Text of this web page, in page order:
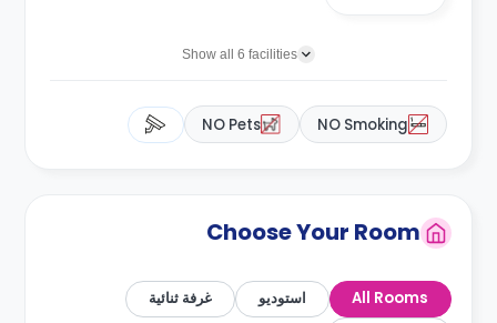
Show all 6 facilities
NO Smoking
NO Pets
Choose Your Room
All Rooms استوديو
غرفة ثنائية